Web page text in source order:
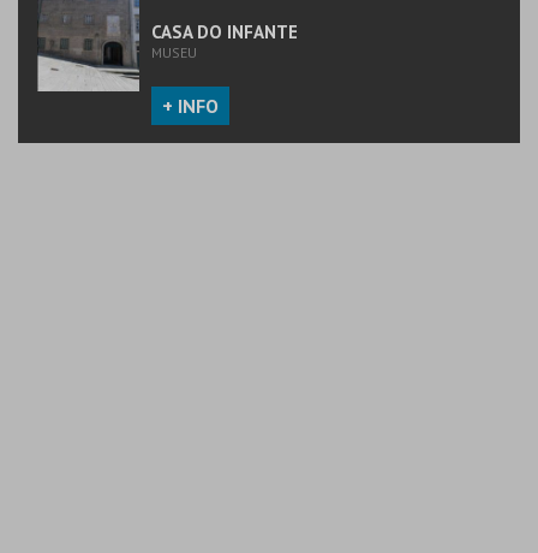
COMPRAR
CASA DO INFANTE
MUSEU
+ INFO